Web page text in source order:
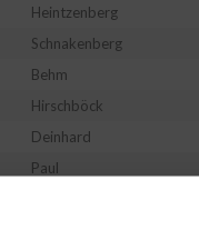
Heintzenberg
Schnakenberg
Behm
Hirschböck
Deinhard
Paul